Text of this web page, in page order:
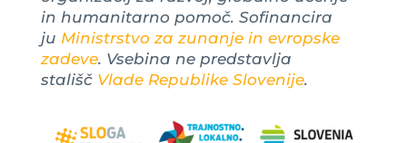
in humanitarno pomoč. Sofinancira
ju Ministrstvo za zunanje in evropske
zadeve. Vsebina ne predstavlja
stališč Vlade Republike Slovenije.